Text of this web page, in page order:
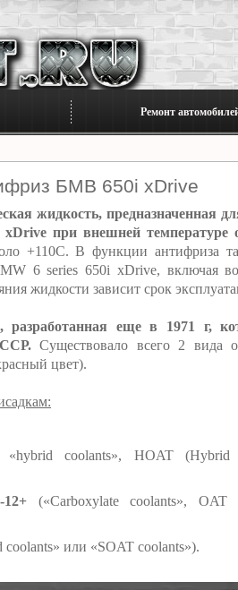
Ремонт
БМВ 650i xDrive
жидкость, предназначенная
при внешней температуре
+110С. В функции антифриза
6 series 650i xDrive, включая
жидкости зависит срок
разработанная еще в 1971 г,
Существовало всего 2 вида
цвет).
coolants», HOAT (Hybrid
(«Carboxylate coolants», OAT
coolants» или «SOAT coolants»).